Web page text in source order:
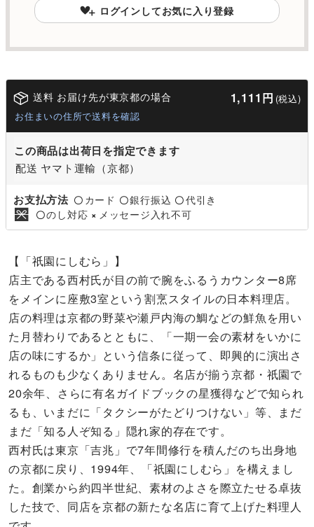
ログインしてお気に入り登録
送料 お届け先が東京都の場合 1,111円 (税込)
お住まいの住所で送料を確認
この商品は出荷日を指定できます
配送 ヤマト運輸（京都）
お支払方法 〇 カード 〇銀行振込 〇代引き
〇のし対応 × メッセージ入れ不可
【「祇園にしむら」】
店主である西村氏が目の前で腕をふるうカウンター8席
をメインに座敷3室という割烹スタイルの日本料理店。
店の料理は京都の野菜や瀬戸内海の鯛などの鮮魚を用い
た月替わりであるとともに、「一期一会の素材をいかに
店の味にするか」という信条に従って、即興的に演出さ
れるものも少なくありません。名店が揃う京都・祇園で
20余年、さらに有名ガイドブックの星獲得などで知られ
るも、いまだに「タクシーがたどりつけない」等、まだ
まだ「知る人ぞ知る」隠れ家的存在です。
西村氏は東京「吉兆」で7年間修行を積んだのち出身地
の京都に戻り、1994年、「祇園にしむら」を構えまし
た。創業から約四半世紀、素材のよさを際立たせる卓抜
した技で、同店を京都の新たな名店に育て上げた料理人